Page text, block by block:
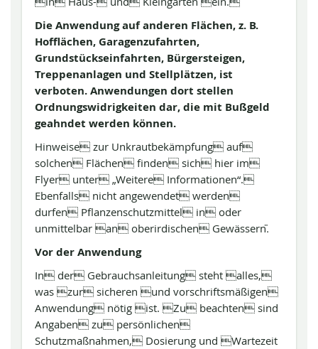
Die Anwendung auf anderen Flächen, z. B.
Hofflächen, Garagenzufahrten,
Grundstückseinfahrten, Bürgersteigen,
Treppenanlagen und Stellplätzen, ist
verboten. Anwendungen dort stellen
Ordnungswidrigkeiten dar, die mit Bußgeld
geahndet werden können.
Hinweise zur Unkrautbekämpfung auf
solchen Flächen finden sich hier im
Flyer unter „Weitere Informationen“.
Ebenfalls nicht angewendet werden
durfen Pflanzenschutzmittel in oder
unmittelbar an oberirdischen Gewässern.̈
Vor der Anwendung
In der Gebrauchsanleitung steht alles,
was zur sicheren und vorschriftsmäßigen
Anwendung nötig ist. Zu beachten sind
Angaben zu persönlichen
Schutzmaßnahmen, Dosierung und Wartezeit